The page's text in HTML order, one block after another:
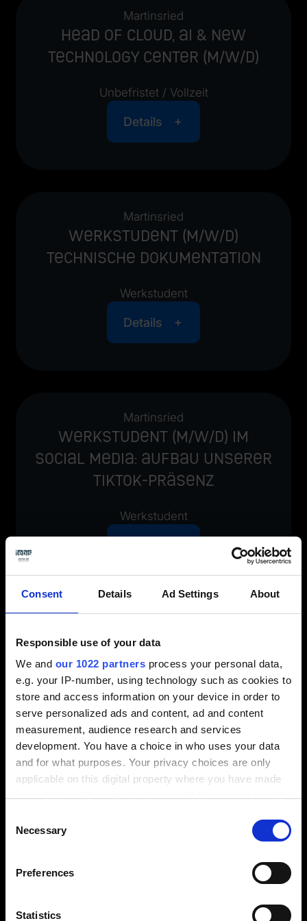
Consent Details Ad Settings About
Responsible use of your data
We and our 1022 partners process your personal data,
e.g. your IP-number, using technology such as cookies to
store and access information on your device in order to
serve personalized ads and content, ad and content
measurement, audience research and services
development. You have a choice in who uses your data
and for what purposes. Your privacy choices are only
applicable on this digital property where you have made
the Privacy trigger icon.
Collect information about your geographical
meters
Selection
Necessary
Preferences
Statistics
Martinsried
Head of Cloud, AI & New
Technology Center (m/w/d)
Unbefristet / Vollzeit
Details
Martinsried
Werkstudent (m/w/d)
Technische Dokumentation
Werkstudent
Details
Martinsried
Werkstudent (m/w/d) im
Social Media: Aufbau unserer
TikTok-Präsenz
Werkstudent
Rivoli TO
MES Application Engineer
Unbefristet / Vollzeit